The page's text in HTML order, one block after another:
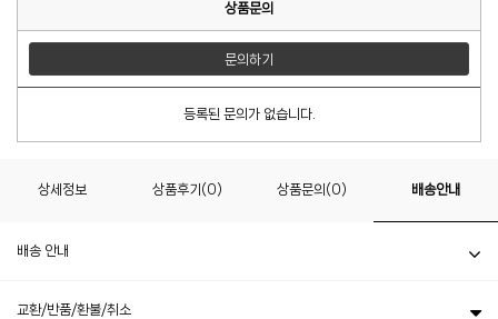
상품문의
문의하기
등록된 문의가 없습니다.
상세정보 상품후기(0) 상품문의(0) 배송안내
배송 안내
교환/반품/환불/취소